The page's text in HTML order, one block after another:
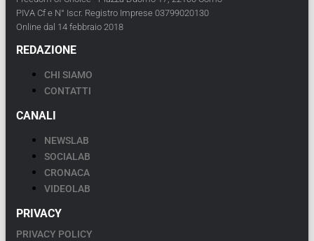
PIVA Cf e N° Iscr. Registro Imprese 03799020130
Online dal 14 febbraio 2018
REDAZIONE
CHI SIAMO
CONTATTI
CANALI
NEWSLAB
SOCIALAB
CRONACA
VIDEOLAB
PRIVACY
PRIVACY POLICY